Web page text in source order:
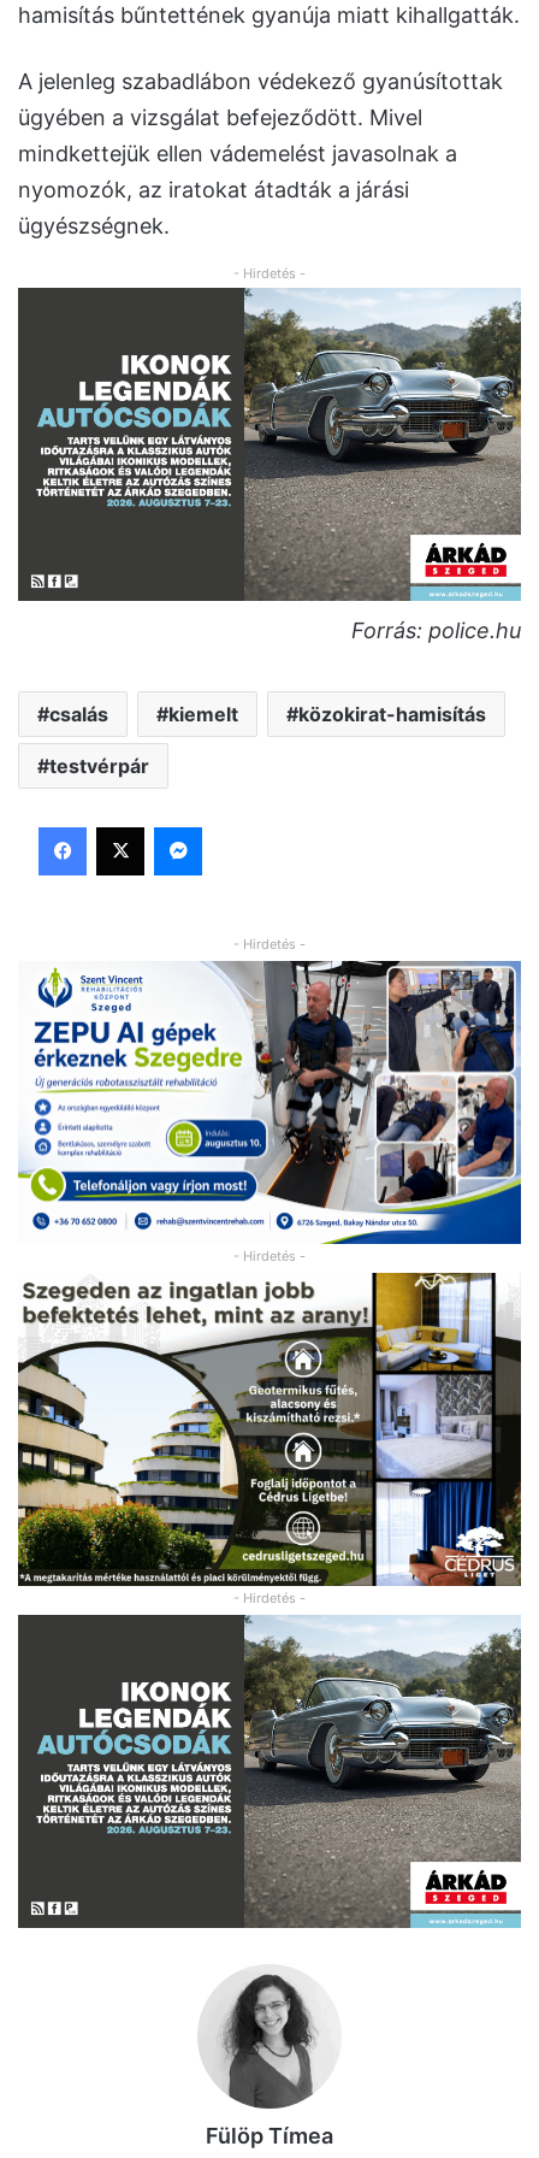
hamisítás bűntettének gyanúja miatt kihallgatták.
A jelenleg szabadlábon védekező gyanúsítottak
ügyében a vizsgálat befejeződött. Mivel
mindkettejük ellen vádemelést javasolnak a
nyomozók, az iratokat átadták a járási
ügyészségnek.
- Hirdetés -
Forrás: police.hu
csalás kiemelt közokirat-hamisítás
testvérpár
Facebook
X Messenger
- Hirdetés -
- Hirdetés -
- Hirdetés -
Fülöp Tímea